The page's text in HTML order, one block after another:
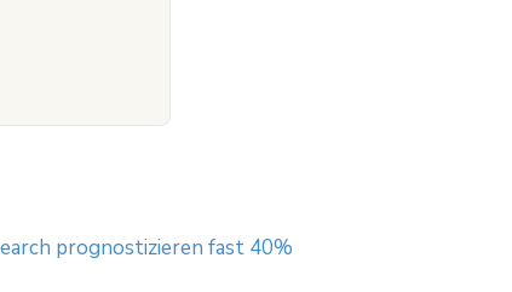
prognostizieren fast 40%